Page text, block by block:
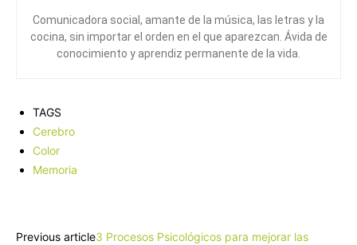
Comunicadora social, amante de la música, las letras y la
cocina, sin importar el orden en el que aparezcan. Ávida de
conocimiento y aprendiz permanente de la vida.
TAGS
Cerebro
Color
Memoria
Previous article3 Procesos Psicológicos para mejorar las